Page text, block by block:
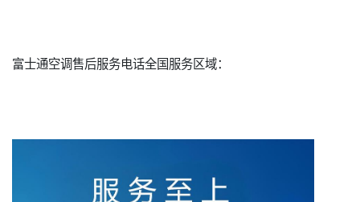
富士通空调售后服务电话全国服务区域：